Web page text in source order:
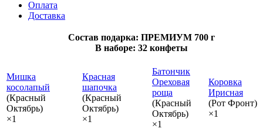
Оплата
Доставка
Состав подарка: ПРЕМИУМ 700 г
В наборе: 32 конфеты
Мишка
косолапый
(Красный
Октябрь)
×1
Красная
шапочка
(Красный
Октябрь)
×1
Батончик
Ореховая
роща
(Красный
Октябрь)
×1
Коровка
Ирисная
(Рот Фронт)
×1